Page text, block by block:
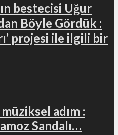
bestecisi Uğur
Böyle Gördük :
projesi ile ilgili bir
adım :
Sandalı…